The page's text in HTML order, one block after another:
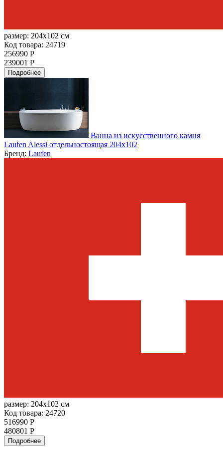
размер: 204x102 см
Код товара: 24719
256990 Р
239001 Р
Подробнее
Ванна из искусственного камня
Laufen Alessi отдельностоящая 204x102
Бренд: Laufen
размер: 204x102 см
Код товара: 24720
516990 Р
480801 Р
Подробнее